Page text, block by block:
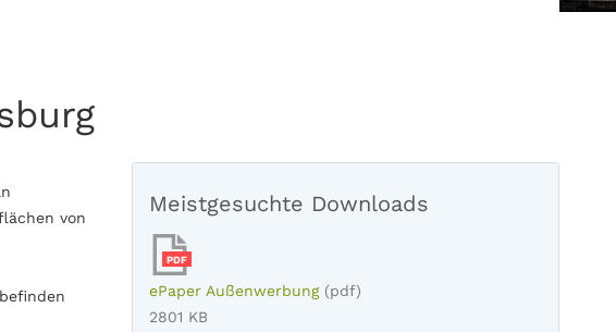
von
Meistgesuchte Downloads
PDF
ePaper Außenwerbung (pdf)
2801 KB